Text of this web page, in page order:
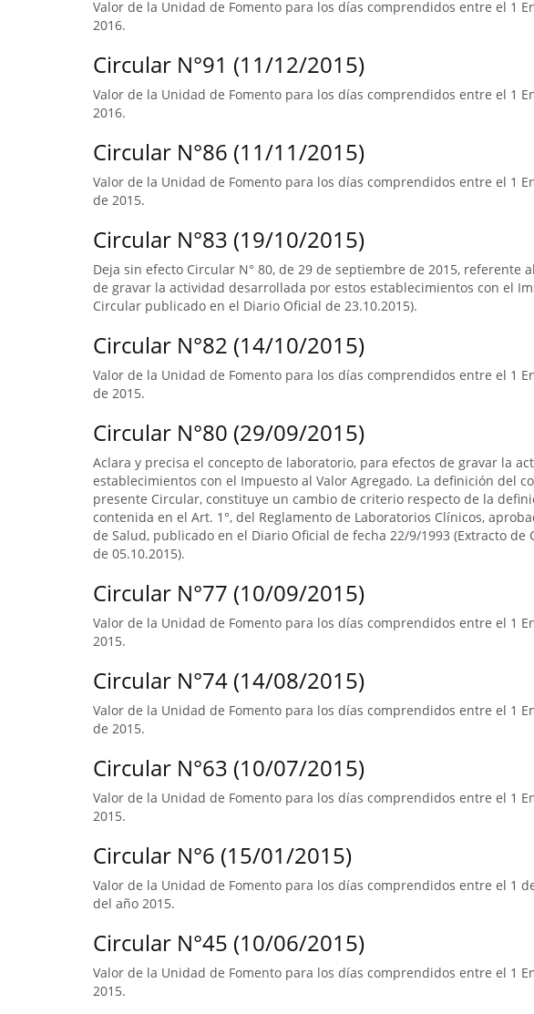
Valor de la Unidad de Fomento para los días comprendidos entre el 1
2016.
Circular N°91 (11/12/2015)
Valor de la Unidad de Fomento para los días comprendidos entre el 1
2016.
Circular N°86 (11/11/2015)
Valor de la Unidad de Fomento para los días comprendidos entre el 1
de 2015.
Circular N°83 (19/10/2015)
Deja sin efecto Circular N° 80, de 29 de septiembre de 2015, referente
de gravar la actividad desarrollada por estos establecimientos con el
Circular publicado en el Diario Oficial de 23.10.2015).
Circular N°82 (14/10/2015)
Valor de la Unidad de Fomento para los días comprendidos entre el 1
de 2015.
Circular N°80 (29/09/2015)
Aclara y precisa el concepto de laboratorio, para efectos de gravar la
establecimientos con el Impuesto al Valor Agregado. La definición del
presente Circular, constituye un cambio de criterio respecto de la
contenida en el Art. 1°, del Reglamento de Laboratorios Clínicos,
de Salud, publicado en el Diario Oficial de fecha 22/9/1993 (Extracto
de 05.10.2015).
Circular N°77 (10/09/2015)
Valor de la Unidad de Fomento para los días comprendidos entre el 1
2015.
Circular N°74 (14/08/2015)
Valor de la Unidad de Fomento para los días comprendidos entre el 1
de 2015.
Circular N°63 (10/07/2015)
Valor de la Unidad de Fomento para los días comprendidos entre el 1
2015.
Circular N°6 (15/01/2015)
Valor de la Unidad de Fomento para los días comprendidos entre el 1
del año 2015.
Circular N°45 (10/06/2015)
Valor de la Unidad de Fomento para los días comprendidos entre el 1
2015.